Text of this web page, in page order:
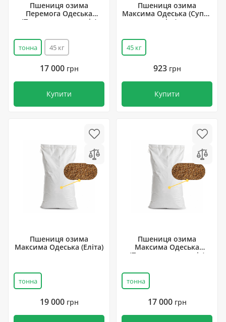
Пшениця озима
Перемога Одеська
(Перша репродукція)
тонна 45 кг
17 000 грн
Купити
Пшениця озима
Максима Одеська (Супер
еліта)
45 кг
923 грн
Купити
Пшениця озима
Максима Одеська (Еліта)
тонна
19 000 грн
Пшениця озима
Максима Одеська
(Перша репродукція)
тонна
17 000 грн